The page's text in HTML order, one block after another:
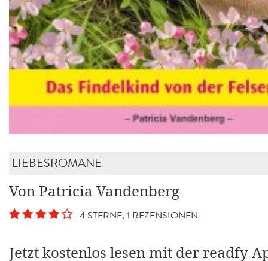
LIEBESROMANE
Von Patricia Vandenberg
4 STERNE, 1 REZENSIONEN
Jetzt kostenlos lesen mit der readfy